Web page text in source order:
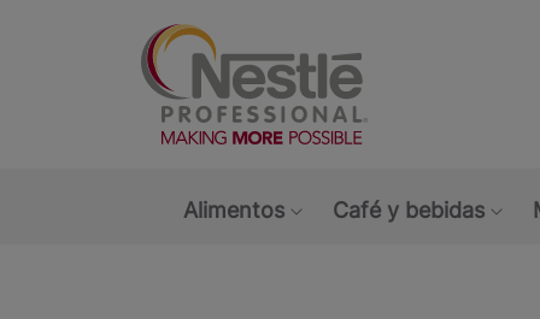
Alimentos
Show submenu:
Café y bebidas